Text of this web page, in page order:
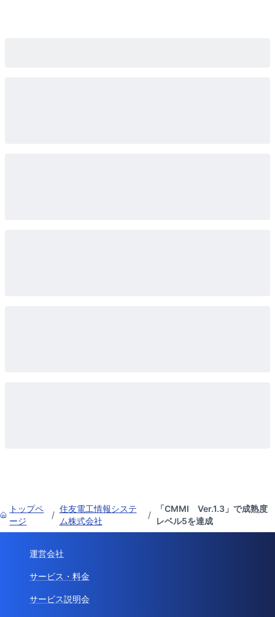
トップペ
ージ
/
住友電工情報システ
ム株式会社
/
「CMMI Ver.1.3」で成熟度
レベル5を達成
運営会社
サービス・料金
サービス説明会